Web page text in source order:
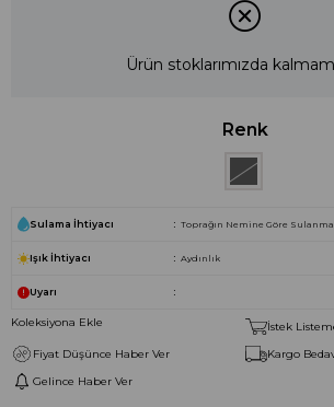
Ürün stoklarımızda
Renk
Sulama İhtiyacı Toprağın Nemine Göre
Işık İhtiyacı Aydınlık
Uyarı
Koleksiyona Ekle
İstek
Fiyat Düşünce Haber Ver
Kargo
Gelince Haber Ver